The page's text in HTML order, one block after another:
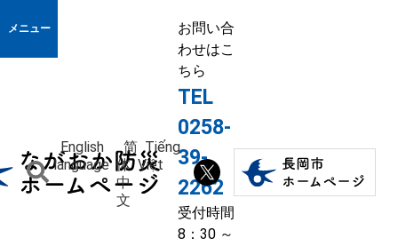
メニュー
お問い合
わせはこ
ちら
TEL
0258-
39-
2262
受付時間
8：30 ～
English
language
简
体
中
文
Tiếng
Việt